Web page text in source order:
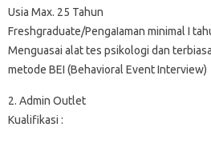
Usia Max. 25 Tahun
Freshgraduate/PengaIaman minimal I
Menguasai alat tes psikologi dan
metode BEI (Behavioral Event Interview)
2. Admin Outlet
Kualifikasi :